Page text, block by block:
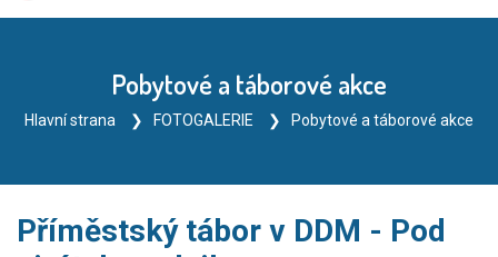
Pobytové a táborové akce
Hlavní strana FOTOGALERIE Pobytové a táborové akce
Příměstský tábor v DDM - Pod